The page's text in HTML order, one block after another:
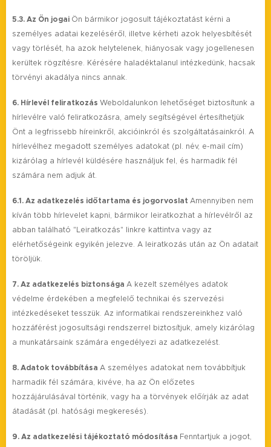
5.3. Az Ön jogai Ön bármikor jogosult tájékoztatást kérni a
személyes adatai kezeléséről, illetve kérheti azok helyesbítését
vagy törlését, ha azok helytelenek, hiányosak vagy jogellenesen
kerültek rögzítésre. Kérésére haladéktalanul intézkedünk, hacsak
törvényi akadálya nincs annak.
6. Hírlevél feliratkozás Weboldalunkon lehetőséget biztosítunk a
hírlevélre való feliratkozásra, amely segítségével értesíthetjük
Önt a legfrissebb híreinkről, akcióinkról és szolgáltatásainkról. A
hírlevélhez megadott személyes adatokat (pl. név, e-mail cím)
kizárólag a hírlevél küldésére használjuk fel, és harmadik fél
számára nem adjuk át.
6.1. Az adatkezelés időtartama és jogorvoslat Amennyiben nem
kíván több hírlevelet kapni, bármikor leiratkozhat a hírlevélről az
abban található "Leiratkozás" linkre kattintva vagy az
elérhetőségeink egyikén jelezve. A leiratkozás után az Ön adatait
töröljük.
7. Az adatkezelés biztonsága A kezelt személyes adatok
védelme érdekében a megfelelő technikai és szervezési
intézkedéseket tesszük. Az informatikai rendszereinkhez való
hozzáférést jogosultsági rendszerrel biztosítjuk, amely kizárólag
a munkatársaink számára engedélyezi az adatkezelést.
8. Adatok továbbítása A személyes adatokat nem továbbítjuk
harmadik fél számára, kivéve, ha az Ön előzetes
hozzájárulásával történik, vagy ha a törvények előírják az adat
átadását (pl. hatósági megkeresés).
9. Az adatkezelési tájékoztató módosítása Fenntartjuk a jogot,